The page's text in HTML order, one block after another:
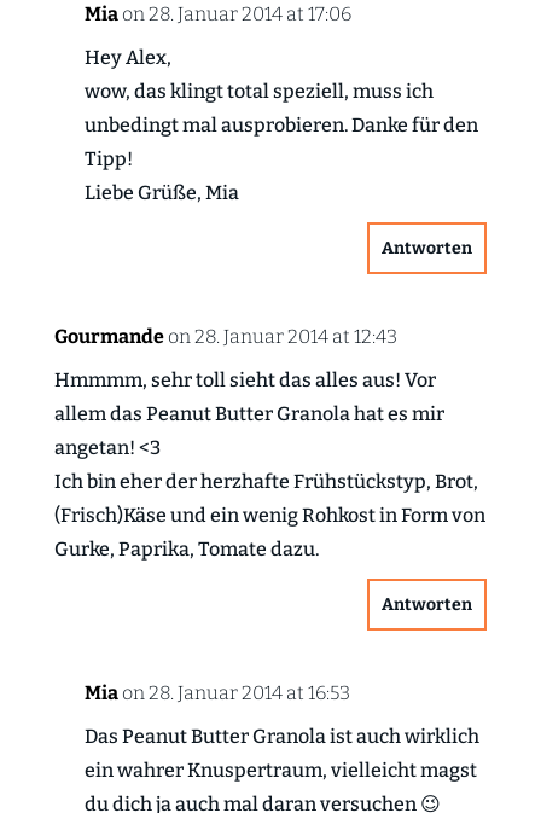
Mia on 28. Januar 2014 at 17:06
Hey Alex,
wow, das klingt total speziell, muss ich
unbedingt mal ausprobieren. Danke für den
Tipp!
Liebe Grüße, Mia
Antworten
Gourmande on 28. Januar 2014 at 12:43
Hmmmm, sehr toll sieht das alles aus! Vor
allem das Peanut Butter Granola hat es mir
angetan! <3
Ich bin eher der herzhafte Frühstückstyp, Brot,
(Frisch)Käse und ein wenig Rohkost in Form von
Gurke, Paprika, Tomate dazu.
Antworten
Mia on 28. Januar 2014 at 16:53
Das Peanut Butter Granola ist auch wirklich
ein wahrer Knuspertraum, vielleicht magst
du dich ja auch mal daran versuchen 😉